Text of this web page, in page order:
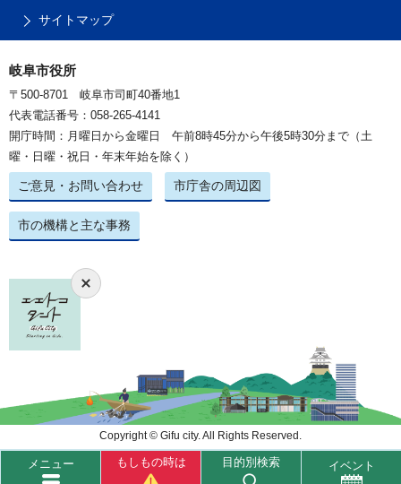
メニュー もしもの時は 目的別検索 イベント
サイトマップ
岐阜市役所
〒500-8701 岐阜市司町40番地1
代表電話番号：058-265-4141
開庁時間：月曜日から金曜日 午前8時45分から午後5時30分まで（土
曜・日曜・祝日・年末年始を除く）
ご意見・お問い合わせ 市庁舎の周辺図
市の機構と主な事務
Copyright © Gifu city. All Rights Reserved.